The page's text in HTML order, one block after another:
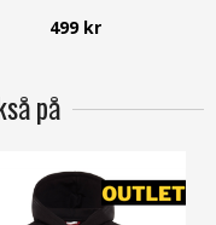
499 kr
på